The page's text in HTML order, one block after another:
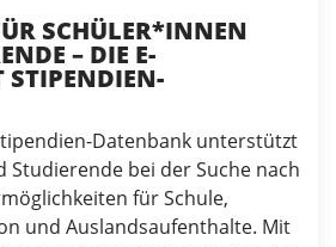
SCHÜLER*INNEN
– DIE E-
STIPENDIEN-
Datenbank unterstützt
bei der Suche nach
für Schule,
und Auslandsaufenthalte. Mit